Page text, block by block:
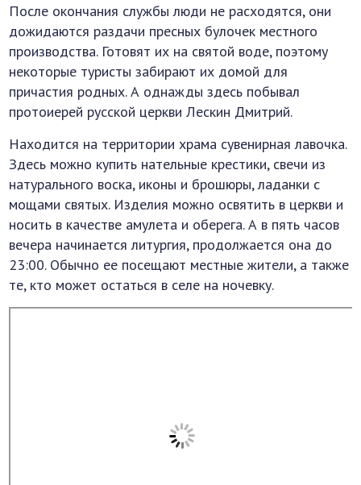
После окончания службы люди не расходятся, они
дожидаются раздачи пресных булочек местного
производства. Готовят их на святой воде, поэтому
некоторые туристы забирают их домой для
причастия родных. А однажды здесь побывал
протоиерей русской церкви Лескин Дмитрий.
Находится на территории храма сувенирная лавочка.
Здесь можно купить нательные крестики, свечи из
натурального воска, иконы и брошюры, ладанки с
мощами святых. Изделия можно освятить в церкви и
носить в качестве амулета и оберега. А в пять часов
вечера начинается литургия, продолжается она до
23:00. Обычно ее посещают местные жители, а также
те, кто может остаться в селе на ночевку.